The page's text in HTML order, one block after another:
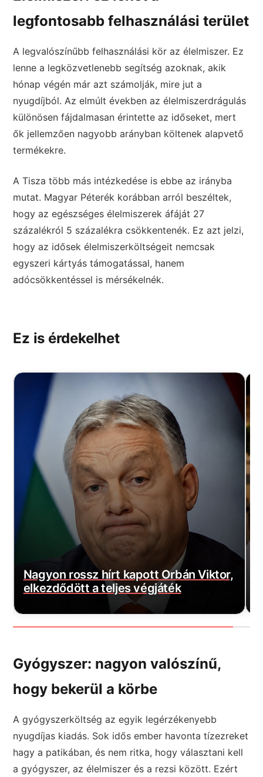
legfontosabb felhasználási terület
A legvalószínűbb felhasználási kör az élelmiszer. Ez
lenne a legközvetlenebb segítség azoknak, akik
hónap végén már azt számolják, mire jut a
nyugdíjból. Az elmúlt években az élelmiszerdrágulás
különösen fájdalmasan érintette az időseket, mert
ők jellemzően nagyobb arányban költenek alapvető
termékekre.
A Tisza több más intézkedése is ebbe az irányba
mutat. Magyar Péterék korábban arról beszéltek,
hogy az egészséges élelmiszerek áfáját 27
százalékról 5 százalékra csökkentenék. Ez azt jelzi,
hogy az idősek élelmiszerköltségeit nemcsak
egyszeri kártyás támogatással, hanem
adócsökkentéssel is mérsékelnék.
Ez is érdekelhet
Elindult a visszaszámlálás: Napjai
Magyar Péternek az eddigi
legnagyobb lépésre
Gyógyszer: nagyon valószínű,
hogy bekerül a körbe
A gyógyszerköltség az egyik legérzékenyebb
nyugdíjas kiadás. Sok idős ember havonta tízezreket
hagy a patikában, és nem ritka, hogy választani kell
a gyógyszer, az élelmiszer és a rezsi között. Ezért